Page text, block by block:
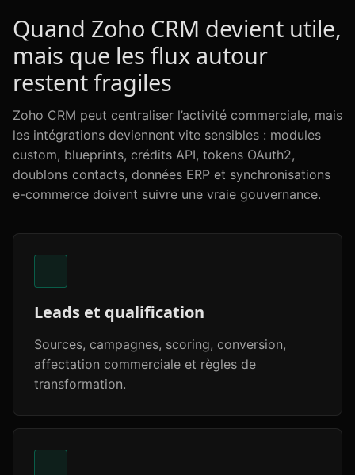
Quand Zoho CRM devient utile,
mais que les flux autour
restent fragiles
Zoho CRM peut centraliser l’activité commerciale, mais
les intégrations deviennent vite sensibles : modules
custom, blueprints, crédits API, tokens OAuth2,
doublons contacts, données ERP et synchronisations
e-commerce doivent suivre une vraie gouvernance.
Leads et qualification
Sources, campagnes, scoring, conversion,
affectation commerciale et règles de
transformation.